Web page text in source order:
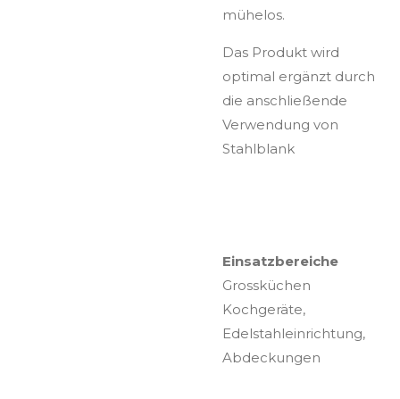
mühelos.
Das Produkt wird
optimal ergänzt durch
die anschließende
Verwendung von
Stahlblank
Einsatzbereiche
Grossküchen
Kochgeräte,
Edelstahleinrichtung,
Abdeckungen